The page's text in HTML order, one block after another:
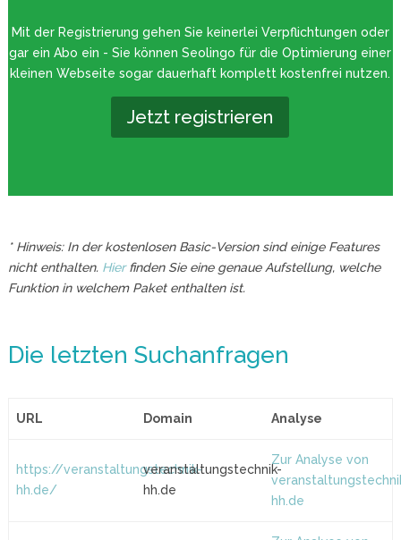
Mit der Registrierung gehen Sie keinerlei Verpflichtungen oder
gar ein Abo ein - Sie können Seolingo für die Optimierung einer
kleinen Webseite sogar dauerhaft komplett kostenfrei nutzen.
Jetzt registrieren
* Hinweis: In der kostenlosen Basic-Version sind einige Features
nicht enthalten. Hierfinden Sie eine genaue Aufstellung, welche
Funktion in welchem Paket enthalten ist.
Die letzten Suchanfragen
URL Domain Analyse
https://veranstaltungstechnik-
hh.de/
veranstaltungstechnik-
hh.de
Zur Analyse von
hh.de